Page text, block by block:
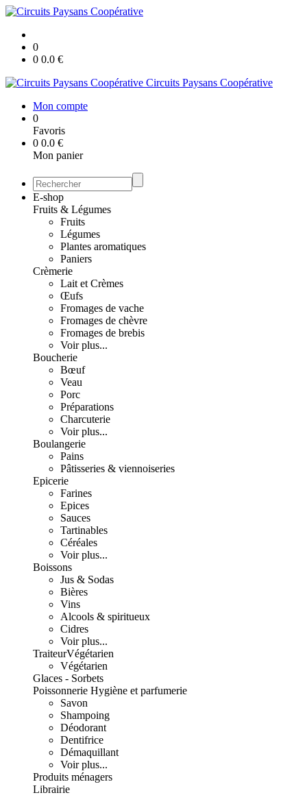
0
0 0.0 €
Circuits Paysans Coopérative
Mon compte
0
Favoris
0 0.0 €
Mon panier
E-shop
Fruits & Légumes
Fruits
Légumes
Plantes aromatiques
Paniers
Crèmerie
Lait et Crèmes
Œufs
Fromages de vache
Fromages de chèvre
Fromages de brebis
Voir plus...
Boucherie
Bœuf
Veau
Porc
Préparations
Charcuterie
Voir plus...
Boulangerie
Pains
Pâtisseries & viennoiseries
Epicerie
Farines
Epices
Sauces
Tartinables
Céréales
Voir plus...
Boissons
Jus & Sodas
Bières
Vins
Alcools & spiritueux
Cidres
Voir plus...
TraiteurVégétarien
Végétarien
Glaces - Sorbets
Poissonnerie Hygiène et parfumerie
Savon
Shampoing
Déodorant
Dentifrice
Démaquillant
Voir plus...
Produits ménagers
Librairie